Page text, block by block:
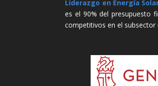
Liderazgo en Energía
es el 90% del presupuesto
competitivos en el